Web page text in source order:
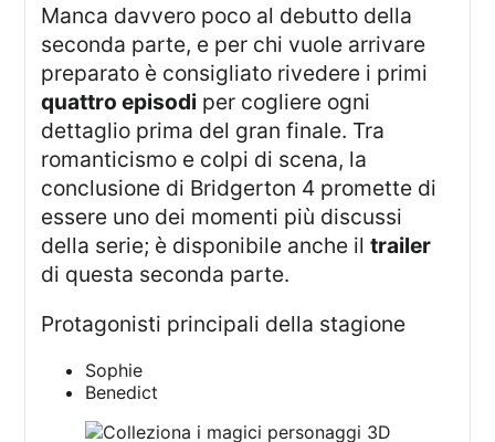
Manca davvero poco al debutto della
seconda parte, e per chi vuole arrivare
preparato è consigliato rivedere i primi
quattro episodi per cogliere ogni
dettaglio prima del gran finale. Tra
romanticismo e colpi di scena, la
conclusione di Bridgerton 4 promette di
essere uno dei momenti più discussi
della serie; è disponibile anche iltrailer
di questa seconda parte.
Protagonisti principali della stagione
Sophie
Benedict